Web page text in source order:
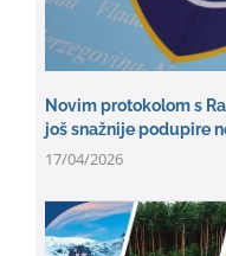
Novim protokolom s
još snažnije podupire
17/04/2026